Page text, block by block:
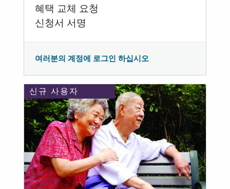
혜택 교체 요청
신청서 서명
여러분의 계정에 로그인 하십시오
신규 사용자